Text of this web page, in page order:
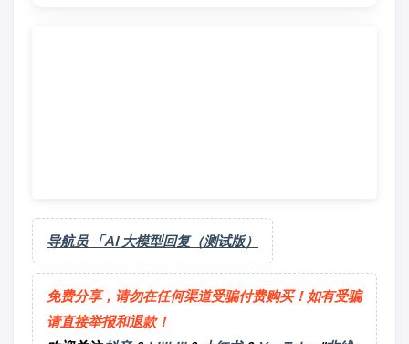
导航员 「AI 大模型回复（测试版）
免费分享，请勿在任何渠道受骗付费购买！如有受骗
请直接举报和退款！